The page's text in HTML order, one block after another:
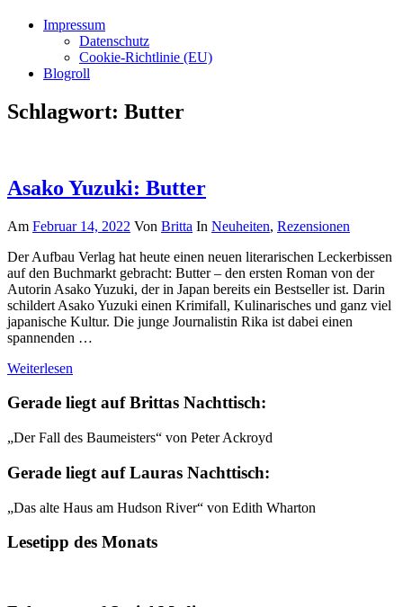
Impressum
Datenschutz
Cookie-Richtlinie (EU)
Blogroll
Schlagwort: Butter
Asako Yuzuki: Butter
Am Februar 14, 2022 Von Britta In Neuheiten, Rezensionen
Der Aufbau Verlag hat heute einen neuen literarischen Leckerbissen
auf den Buchmarkt gebracht: Butter – den ersten Roman von der
Autorin Asako Yuzuki, der in Japan bereits ein Bestseller ist. Darin
schildert Asako Yuzuki einen Krimifall, Kulinarisches und ganz viel
japanische Kultur. Die junge Journalistin Rika ist dabei einen
spannenden …
Weiterlesen
Gerade liegt auf Brittas Nachttisch:
„Der Fall des Baumeisters“ von Peter Ackroyd
Gerade liegt auf Lauras Nachttisch:
„Das alte Haus am Hudson River“ von Edith Wharton
Lesetipp des Monats